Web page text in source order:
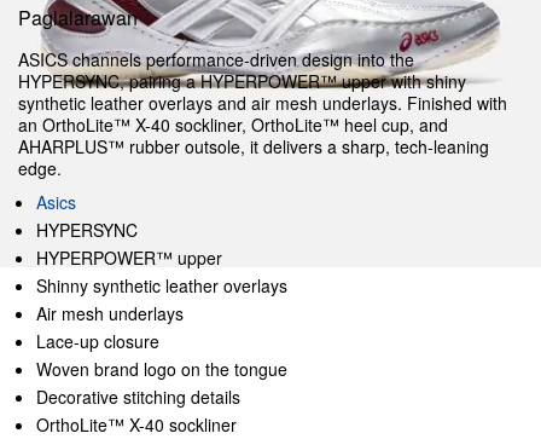
Paglalarawan
ASICS channels performance-driven design into the
HYPERSYNC, pairing a HYPERPOWER™ upper with shiny
synthetic leather overlays and air mesh underlays. Finished with
an OrthoLite™ X-40 sockliner, OrthoLite™ heel cup, and
AHARPLUS™ rubber outsole, it delivers a sharp, tech-leaning
edge.
Asics
HYPERSYNC
HYPERPOWER™ upper
Shinny synthetic leather overlays
Air mesh underlays
Lace-up closure
Woven brand logo on the tongue
Decorative stitching details
OrthoLite™ X-40 sockliner